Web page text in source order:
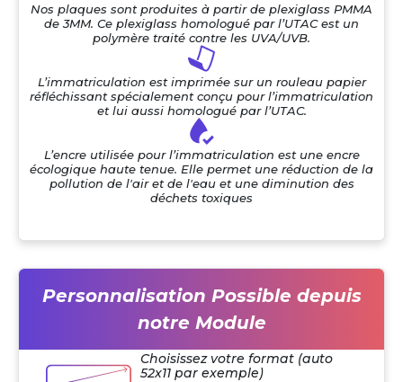
Nos plaques sont produites à partir de plexiglass PMMA
de 3MM. Ce plexiglass homologué par l’UTAC est un
polymère traité contre les UVA/UVB.
L’immatriculation est imprimée sur un rouleau papier
réfléchissant spécialement conçu pour l’immatriculation
et lui aussi homologué par l’UTAC.
L’encre utilisée pour l’immatriculation est une encre
écologique haute tenue. Elle permet une réduction de la
pollution de l'air et de l'eau et une diminution des
déchets toxiques
Personnalisation Possible depuis
notre Module
Choisissez votre format (auto
52x11 par exemple)